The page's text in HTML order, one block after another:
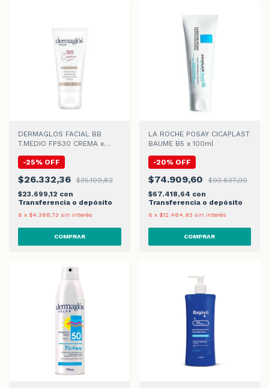
DERMAGLOS FACIAL BB
T.MEDIO FPS30 CREMA x
-25% OFF
$26.332,36
$35.109,82
$23.699,12 con
Transferencia o depósito
6 x $4.388,73 sin interés
LA ROCHE POSAY CICAPLAST
BAUME B5 x 100ml
-20% OFF
$74.909,60
$93.637,00
$67.418,64 con
Transferencia o depósito
6 x $12.484,93 sin interés